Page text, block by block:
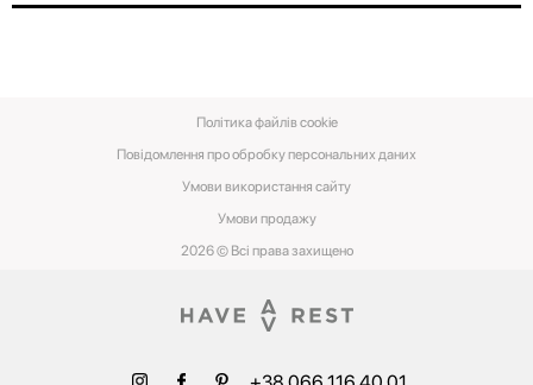
2026 © Всі права захищено
Повідомлення про обробку персональних даних
Умови використання сайту
Умови‌ ‌продажу‌
Політика файлів cookie